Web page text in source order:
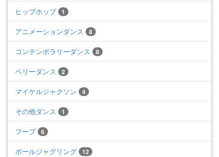
ヒップホップ 1
アニメーションダンス 8
コンテンポラリーダンス 8
ベリーダンス 2
マイケルジャクソン 4
その他ダンス 1
フープ 6
ボールジャグリング 12